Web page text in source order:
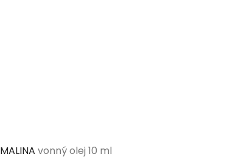
MALINA vonný olej 10 ml